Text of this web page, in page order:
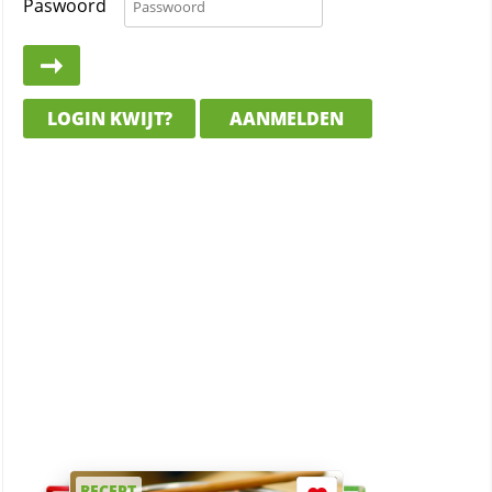
Paswoord
LOGIN KWIJT? AANMELDEN